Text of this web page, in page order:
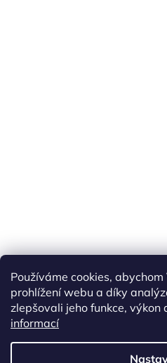
Používáme cookies,
prohlížení webu a díky
zlepšovali jeho funkce, výkon
informací